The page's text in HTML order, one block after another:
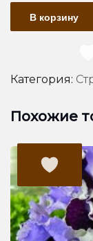
Количество
товара
DS-
В корзину
Категория:
Похожие